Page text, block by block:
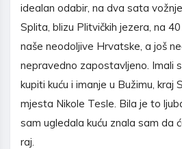
idealan odabir, na dva sata
Splita, blizu Plitvičkih jezera, na
naše neodoljive Hrvatske, a još
nepravedno zapostavljeno. Imali
kupiti kuću i imanje u Bužimu, kraj
mjesta Nikole Tesle. Bila je to
sam ugledala kuću znala sam da
raj.